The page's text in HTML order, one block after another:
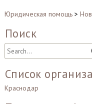
Юридическая помощь>
Поиск
Список
Краснодар